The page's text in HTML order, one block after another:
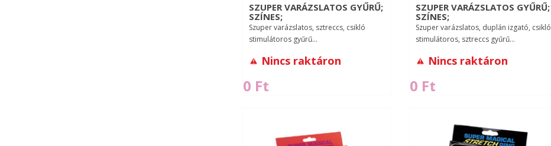
SZUPER VARÁZSLATOS GYŰRŰ;
SZÍNES;
Szuper varázslatos, sztreccs, csikló
stimulátoros gyűrű...
Nincs raktáron
0 Ft
SZUPER VARÁZSLATOS GYŰRŰ;
SZÍNES;
Szuper varázslatos, duplán izgató, csikló
stimulátoros, sztreccs gyűrű...
Nincs raktáron
0 Ft